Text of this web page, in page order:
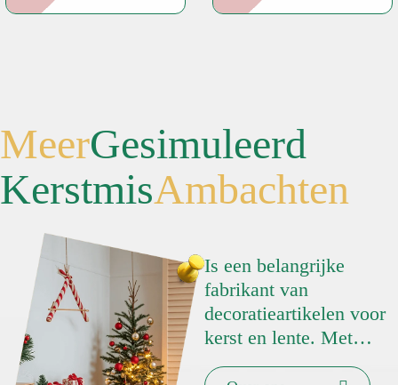
MeerGesimuleerd
KerstmisAmbachten
Is een belangrijke
fabrikant van
decoratieartikelen voor
kerst en lente. Met
ruim5000producten en